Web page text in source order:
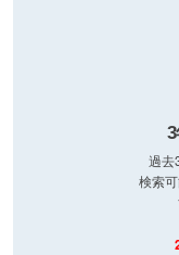
過去
検索